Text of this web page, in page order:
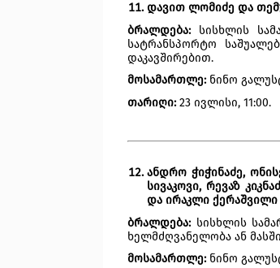
დავით ლომიძე და
ბრალდება: სისხლის
სატრანსპორტო
დაკავშირებით.
მოსამართლე: ნინო
თარიღი: 23 ივლისი, 11:00.
ანდრო ჭიჭინაძე,
სივაკოვი, რევაზ
და ირაკლი ქერაშვილი
ბრალდება: სისხლის
ხელმძღვანელობა ან
მოსამართლე: ნინო